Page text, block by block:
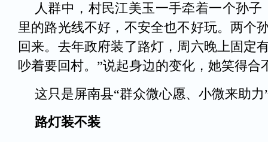
人群中，村民江美玉一手牵着一个孙
里的路光线不好，不安全也不好玩。两个
回来。去年政府装了路灯，周六晚上固定
吵着要回村。”说起身边的变化，她笑得合
这只是屏南县“群众微心愿、小微来助
路灯装不装